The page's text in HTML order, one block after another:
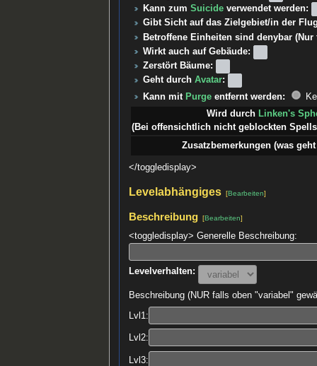
Kann zumSuicide verwendet werden:
Gibt Sicht auf das Zielgebiet/in der
Betroffene Einheiten sind denybar
Wirkt auch auf Gebäude:
Zerstört Bäume:
Geht durchAvatar:
Kann mit Purge entfernt werden:
Wird durch Linken's
(Bei offensichtlich nicht geblockten
Zusatzbemerkungen (was
</toggledisplay>
Levelabhängiges [Bearbeiten]
Beschreibung [Bearbeiten]
<toggledisplay> Generelle Beschreibung:
Levelverhalten:
Beschreibung (NUR falls oben "variabel"
Lvl1:
Lvl2:
Lvl3: